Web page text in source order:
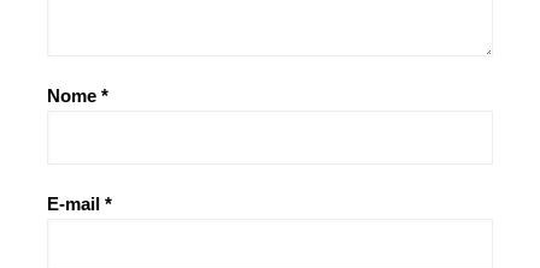
Nome *
E-mail *